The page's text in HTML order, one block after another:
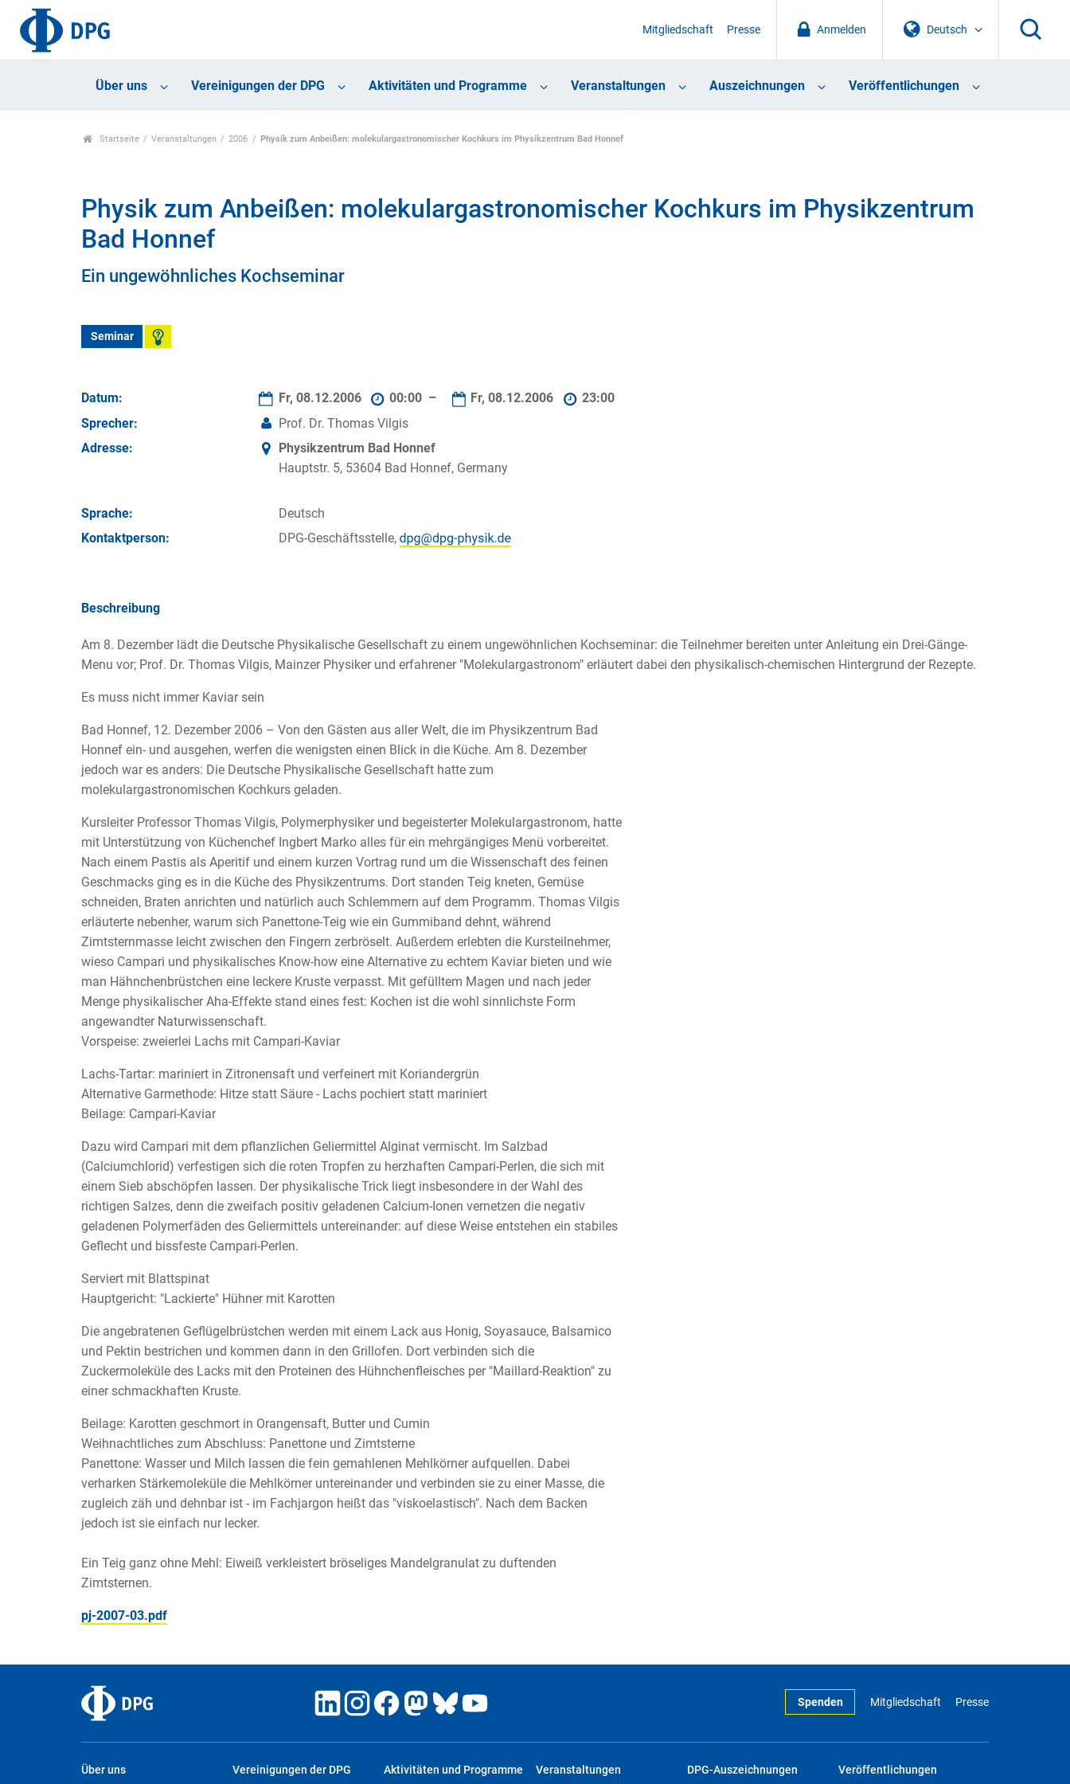
Deutsch
Anmelden
Mitgliedschaft Presse
Über uns Vereinigungen der DPG Aktivitäten und Programme Veranstaltungen Auszeichnungen Veröffentlichungen
Startseite Veranstaltungen 2006 Physik zum Anbeißen: molekulargastronomischer Kochkurs im Physikzentrum Bad Honnef
Physik zum Anbeißen: molekulargastronomischer Kochkurs im Physikzentrum
Bad Honnef
Ein ungewöhnliches Kochseminar
Seminar
Datum: Fr, 08.12.2006 00:00 – Fr, 08.12.2006
23:00
Sprecher:
Prof. Dr. Thomas Vilgis
Adresse:
Physikzentrum Bad Honnef
Hauptstr. 5, 53604 Bad Honnef, Germany
Sprache:
Deutsch
Kontakt­person:
DPG-Geschäftsstelle,
Beschreibung
Am 8. Dezember lädt die Deutsche Physikalische Gesellschaft zu einem ungewöhnlichen Kochseminar: die Teilnehmer bereiten unter Anleitung ein Drei-Gänge-
Menu vor; Prof. Dr. Thomas Vilgis, Mainzer Physiker und erfahrener "Molekulargastronom" erläutert dabei den physikalisch-chemischen Hintergrund der Rezepte.
Es muss nicht immer Kaviar sein
Bad Honnef, 12. Dezember 2006 – Von den Gästen aus aller Welt, die im Physikzentrum Bad
Honnef ein- und ausgehen, werfen die wenigsten einen Blick in die Küche. Am 8. Dezember
jedoch war es anders: Die Deutsche Physikalische Gesellschaft hatte zum
molekulargastronomischen Kochkurs geladen.
Kursleiter Professor Thomas Vilgis, Polymerphysiker und begeisterter Molekulargastronom, hatte
mit Unterstützung von Küchenchef Ingbert Marko alles für ein mehrgängiges Menü vorbereitet.
Nach einem Pastis als Aperitif und einem kurzen Vortrag rund um die Wissenschaft des feinen
Geschmacks ging es in die Küche des Physikzentrums. Dort standen Teig kneten, Gemüse
schneiden, Braten anrichten und natürlich auch Schlemmern auf dem Programm. Thomas Vilgis
erläuterte nebenher, warum sich Panettone-Teig wie ein Gummiband dehnt, während
Zimtsternmasse leicht zwischen den Fingern zerbröselt. Außerdem erlebten die Kursteilnehmer,
wieso Campari und physikalisches Know-how eine Alternative zu echtem Kaviar bieten und wie
man Hähnchenbrüstchen eine leckere Kruste verpasst. Mit gefülltem Magen und nach jeder
Menge physikalischer Aha-Effekte stand eines fest: Kochen ist die wohl sinnlichste Form
angewandter Naturwissenschaft.
Vorspeise: zweierlei Lachs mit Campari-Kaviar
Lachs-Tartar: mariniert in Zitronensaft und verfeinert mit Koriandergrün
Alternative Garmethode: Hitze statt Säure - Lachs pochiert statt mariniert
Beilage: Campari-Kaviar
Dazu wird Campari mit dem pflanzlichen Geliermittel Alginat vermischt. Im Salzbad
(Calciumchlorid) verfestigen sich die roten Tropfen zu herzhaften Campari-Perlen, die sich mit
einem Sieb abschöpfen lassen. Der physikalische Trick liegt insbesondere in der Wahl des
richtigen Salzes, denn die zweifach positiv geladenen Calcium-Ionen vernetzen die negativ
geladenen Polymerfäden des Geliermittels untereinander: auf diese Weise entstehen ein stabiles
Geflecht und bissfeste Campari-Perlen.
Serviert mit Blattspinat
Hauptgericht: "Lackierte" Hühner mit Karotten
Die angebratenen Geflügelbrüstchen werden mit einem Lack aus Honig, Soyasauce, Balsamico
und Pektin bestrichen und kommen dann in den Grillofen. Dort verbinden sich die
Zuckermoleküle des Lacks mit den Proteinen des Hühnchenfleisches per "Maillard-Reaktion" zu
einer schmackhaften Kruste.
Beilage: Karotten geschmort in Orangensaft, Butter und Cumin
Weihnachtliches zum Abschluss: Panettone und Zimtsterne
Panettone: Wasser und Milch lassen die fein gemahlenen Mehlkörner aufquellen. Dabei
verharken Stärkemoleküle die Mehlkörner untereinander und verbinden sie zu einer Masse, die
zugleich zäh und dehnbar ist - im Fachjargon heißt das "viskoelastisch". Nach dem Backen
jedoch ist sie einfach nur lecker.
Ein Teig ganz ohne Mehl: Eiweiß verkleistert bröseliges Mandelgranulat zu duftenden
Zimtsternen.
pj-2007-03.pdf
Spenden Mitgliedschaft Presse
Über uns Vereinigungen der DPG Aktivitäten und Programme Veranstaltungen DPG-Auszeichnungen Veröffentlichungen